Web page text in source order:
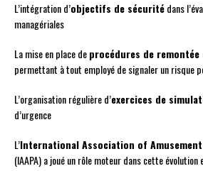
L’intégration d’objectifs de sécuritédans
managériales
La mise en place deprocédures de
permettant à tout employé de signaler un risque
L’organisation régulière d’exercices de
d’urgence
L’International Association of
(IAAPA) a joué un rôle moteur dans cette évolution